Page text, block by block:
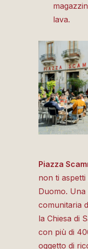
lava.
Piazza
non ti
Duomo. Una
comunitaria
la Chiesa di
con più di
oggetto di